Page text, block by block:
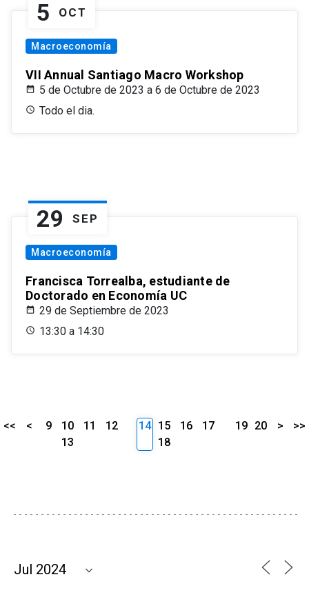
5 OCT
Macroeconomía
VII Annual Santiago Macro Workshop
5 de Octubre de 2023 a 6 de Octubre de 2023
Todo el dia.
29 SEP
Macroeconomía
Francisca Torrealba, estudiante de
Doctorado en Economía UC
29 de Septiembre de 2023
13:30 a 14:30
<< < 9 10 11
12
13
14 15 16
17
18
19 20 > >>